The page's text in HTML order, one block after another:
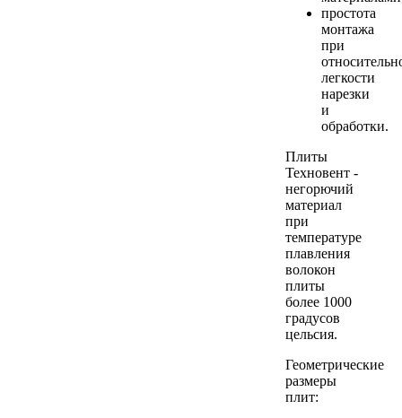
простота
монтажа
при
легкости
нарезки
и
обработки.
Плиты
Техновент -
негорючий
материал
при
температуре
плавления
волокон
плиты
более 1000
градусов
цельсия.
Геометрические
размеры
плит: